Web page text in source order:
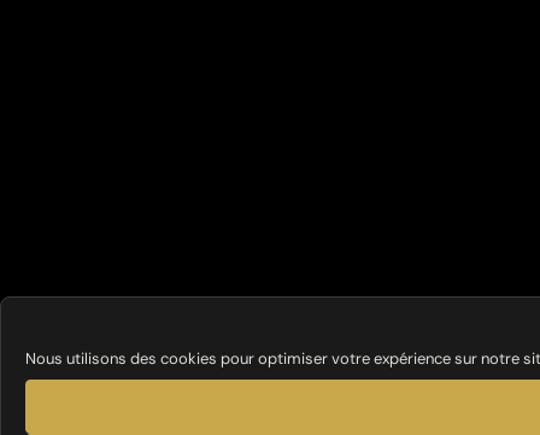
Nous utilisons des cookies pour optimiser votre expérience sur notre